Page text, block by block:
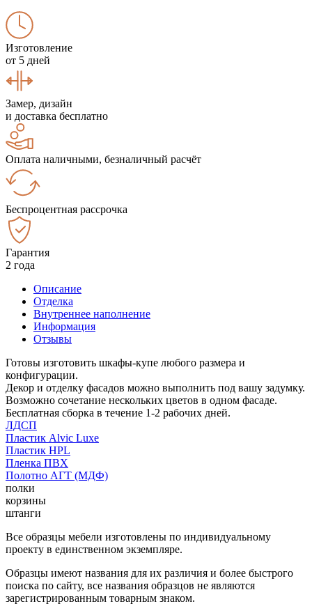
Изготовление
от 5 дней
Замер, дизайн
и доставка бесплатно
Оплата наличными, безналичный расчёт
Беспроцентная рассрочка
Гарантия
2 года
Описание
Отделка
Внутреннее наполнение
Информация
Отзывы
Готовы изготовить шкафы-купе любого размера и
конфигурации.
Декор и отделку фасадов можно выполнить под вашу задумку.
Возможно сочетание нескольких цветов в одном фасаде.
Бесплатная сборка в течение 1-2 рабочих дней.
ЛДСП
Пластик Alvic Luxe
Пластик HPL
Пленка ПВХ
Полотно АГТ (МДФ)
полки
корзины
штанги
Все образцы мебели изготовлены по индивидуальному
проекту в единственном экземпляре.
Образцы имеют названия для их различия и более быстрого
поиска по сайту, все названия образцов не являются
зарегистрированным товарным знаком.